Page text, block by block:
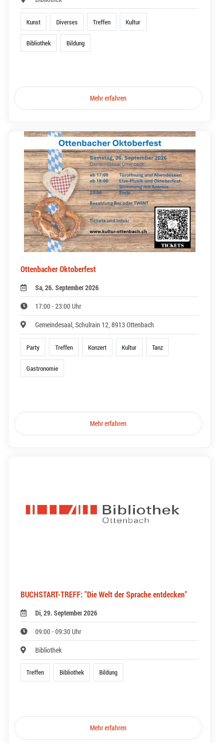
Kunst Diverses Treffen Kultur
Bibliothek Bildung
Mehr erfahren
Ottenbacher Oktoberfest
Sa, 26. September 2026
17:00 - 23:00 Uhr
Gemeindesaal, Schulrain 12, 8913 Ottenbach
Party Treffen Konzert Kultur Tanz
Gastronomie
Mehr erfahren
BUCHSTART-TREFF: "Die Welt der Sprache entdecken"
Di, 29. September 2026
09:00 - 09:30 Uhr
Bibliothek
Treffen Bibliothek Bildung
Mehr erfahren